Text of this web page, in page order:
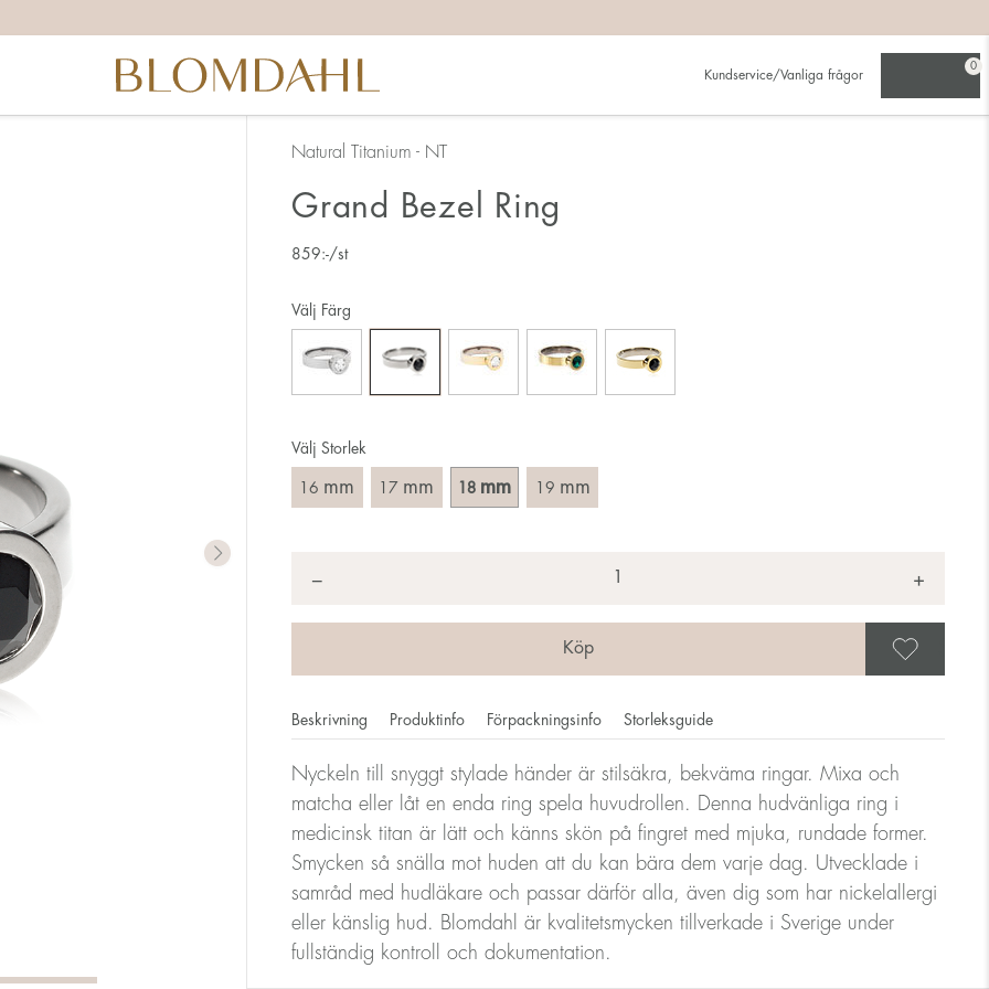
Kundservice/Vanliga frågor
0
Natural Titanium - NT
Grand Bezel Ring
859:-/st
Välj Storlek
16 mm 17 mm 18 mm 19 mm
Välj Färg
− +
Beskrivning Produktinfo Förpackningsinfo Storleksguide
Nyckeln till snyggt stylade händer är stilsäkra, bekväma ringar. Mixa och
matcha eller låt en enda ring spela huvudrollen. Denna hudvänliga ring i
medicinsk titan är lätt och känns skön på fingret med mjuka, rundade former.
Smycken så snälla mot huden att du kan bära dem varje dag. Utvecklade i
samråd med hudläkare och passar därför alla, även dig som har nickelallergi
eller känslig hud. Blomdahl är kvalitetsmycken tillverkade i Sverige under
fullständig kontroll och dokumentation.
rätt ringstorlek finns det ett par saker du behöver tänka på:
vid mätningen då 1 mm motsvarar en hel storlek.
att ringen även ska ta sig över knogen.
ring kräver oftast större storlek än en smal.
på. Mät diametern, dvs. innermåttet på ringen, genom att mäta rakt över ringen med linjal och läs av innermåttet i
motsvarar din storlek. Storleken för alla Blomdahls ringar anges i diameter, dvs. om en ring mäter 17mm i diameter
Storleksomvandlare
Diameter